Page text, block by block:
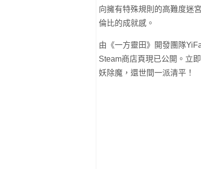
向擁有特殊規則的高難度迷
倫比的成就感。
由《一方靈田》開發團隊
Steam商店頁現已公開。立
妖除魔，還世間一派清平！